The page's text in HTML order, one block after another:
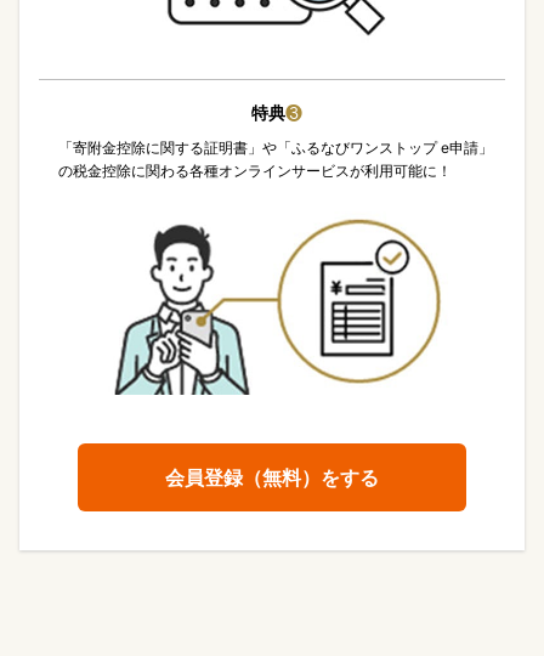
特典❸
「寄附金控除に関する証明書」や「ふるなびワンストップ e申請」
の税金控除に関わる各種オンラインサービスが利用可能に！
会員登録（無料）をする